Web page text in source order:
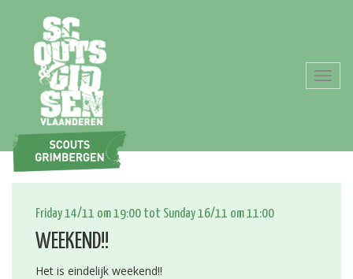
Friday 14/11 om 19:00 tot Sunday 16/11 om 11:00
WEEKEND!!
Het is eindelijk weekend!!